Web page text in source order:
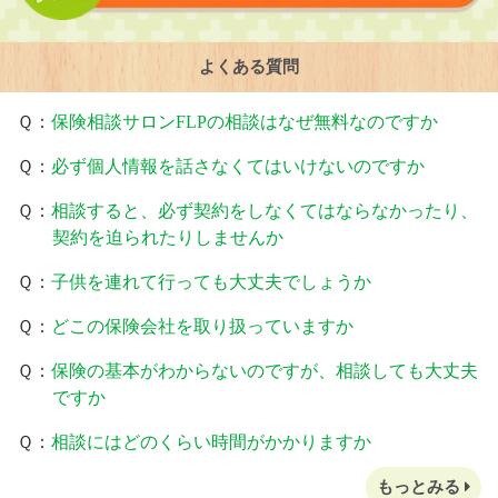
よくある質問
Ｑ： 保険相談サロンFLPの相談はなぜ無料なのですか
Ｑ： 必ず個人情報を話さなくてはいけないのですか
Ｑ： 相談すると、必ず契約をしなくてはならなかったり、
契約を迫られたりしませんか
Ｑ： 子供を連れて行っても大丈夫でしょうか
Ｑ： どこの保険会社を取り扱っていますか
Ｑ： 保険の基本がわからないのですが、相談しても大丈夫
ですか
Ｑ： 相談にはどのくらい時間がかかりますか
もっとみる